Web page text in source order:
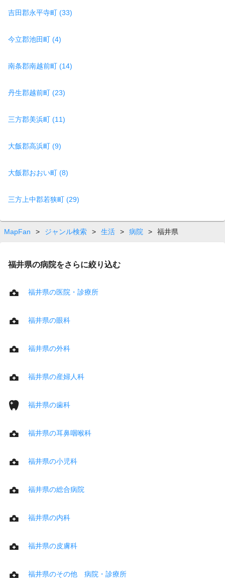
吉田郡永平寺町 (33)
今立郡池田町 (4)
南条郡南越前町 (14)
丹生郡越前町 (23)
三方郡美浜町 (11)
大飯郡高浜町 (9)
大飯郡おおい町 (8)
三方上中郡若狭町 (29)
MapFan > ジャンル検索 > 生活 > 病院 > 福井県
福井県の病院をさらに絞り込む
福井県の医院・診療所
福井県の眼科
福井県の外科
福井県の産婦人科
福井県の歯科
福井県の耳鼻咽喉科
福井県の小児科
福井県の総合病院
福井県の内科
福井県の皮膚科
福井県のその他 病院・診療所